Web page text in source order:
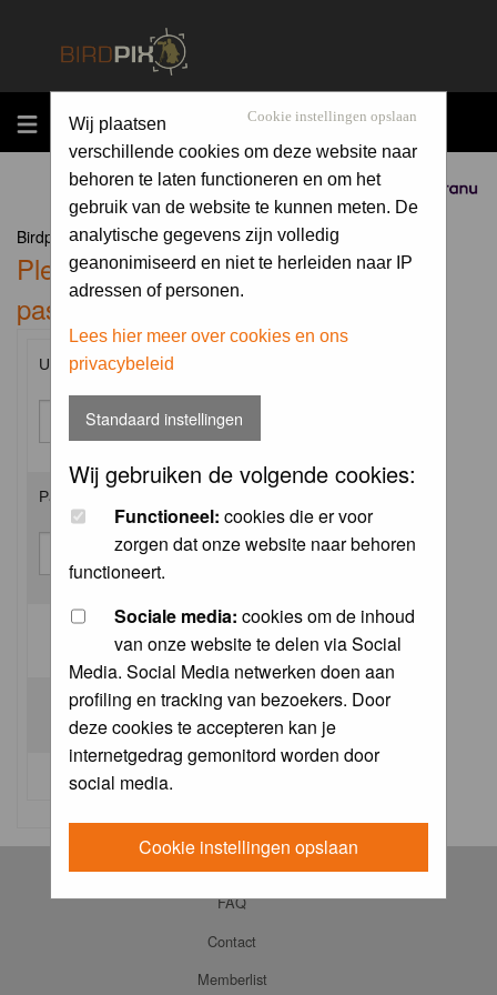
MENU
Sponsored by
Cookie instellingen opslaan
Wij plaatsen
verschillende cookies om deze website naar
behoren te laten functioneren en om het
gebruik van de website te kunnen meten. De
analytische gegevens zijn volledig
geanonimiseerd en niet te herleiden naar IP
adressen of personen.
Lees hier meer over cookies en ons
privacybeleid
Standaard instellingen
Wij gebruiken de volgende cookies:
Functioneel: cookies die er voor
zorgen dat onze website naar behoren
functioneert.
Sociale media: cookies om de inhoud
van onze website te delen via Social
Media. Social Media netwerken doen aan
profiling en tracking van bezoekers. Door
deze cookies te accepteren kan je
internetgedrag gemonitord worden door
social media.
Cookie instellingen opslaan
Birdpix.nl Forum Index
Please enter your username and
password to log in.
Username:
Password:
Log me on automatically each visit:
I forgot my password
FAQ
Contact
Memberlist